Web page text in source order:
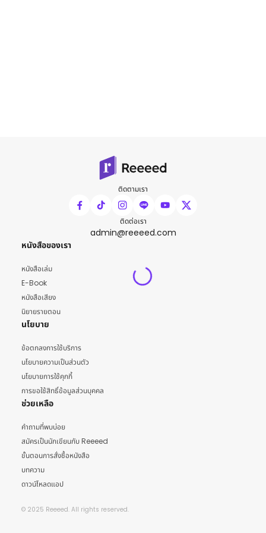
ติดตามเรา
ติดต่อเรา
admin@reeeed.com
หนังสือของเรา
หนังสือเล่ม
E-Book
หนังสือเสียง
นิยายรายตอน
นโยบาย
ข้อตกลงการใช้บริการ
นโยบายความเป็นส่วนตัว
นโยบายการใช้คุกกี้
การขอใช้สิทธิ์ข้อมูลส่วนบุคคล
ช่วยเหลือ
คำถามที่พบบ่อย
สมัครเป็นนักเขียนกับ Reeeed
ขั้นตอนการสั่งซื้อหนังสือ
บทความ
ดาวน์โหลดแอป
© 2025 Reeeed. All rights reserved.